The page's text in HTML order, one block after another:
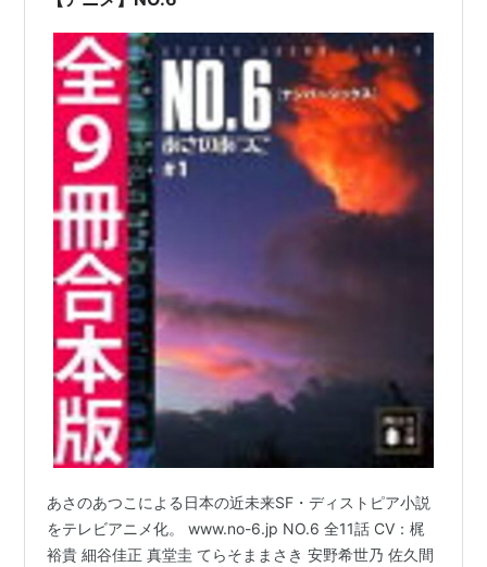
夢使い（三島燐子）
ラブゲッCHU〜ミラクル声優白書〜（川村麻由）
乙女はお姉さまに恋してる（小鳥遊圭）
一騎当千 Dragon Destiny/一騎当千 Great
Guardians/一騎当千 XTREME XECUTOR（劉備玄
徳）
大江戸ロケット（おぬい）
こどものじかん（鏡黒）
機動戦士ガンダム00（王留美）
バンブーブレード（原田小夏）
隠の王（黒岡野しじま）
メタルファイト ベイブレード/メタルファイト ベイ
ブレード ZEROG（天 野まど
たまごっち！/たまごっち！ たまともだいしゅー
はなまる幼稚園（杏）
農業ムスメ！（黒羽ミチル）
あさのあつこによる日本の近未来SF・ディストピア小説
をテレビアニメ化。 www.no-6.jp NO.6 全11話 CV：梶
裕貴 細谷佳正 真堂圭 てらそままさき 安野希世乃 佐久間